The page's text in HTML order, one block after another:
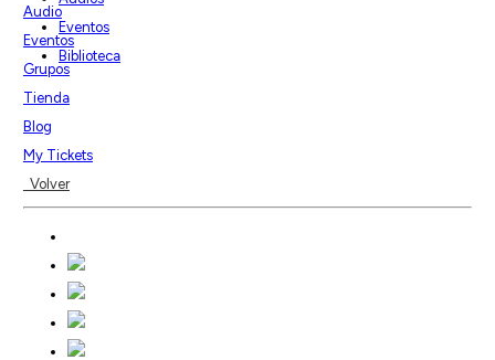
Eventos
Biblioteca
Audio
Eventos
Grupos
Tienda
Blog
My Tickets
Volver